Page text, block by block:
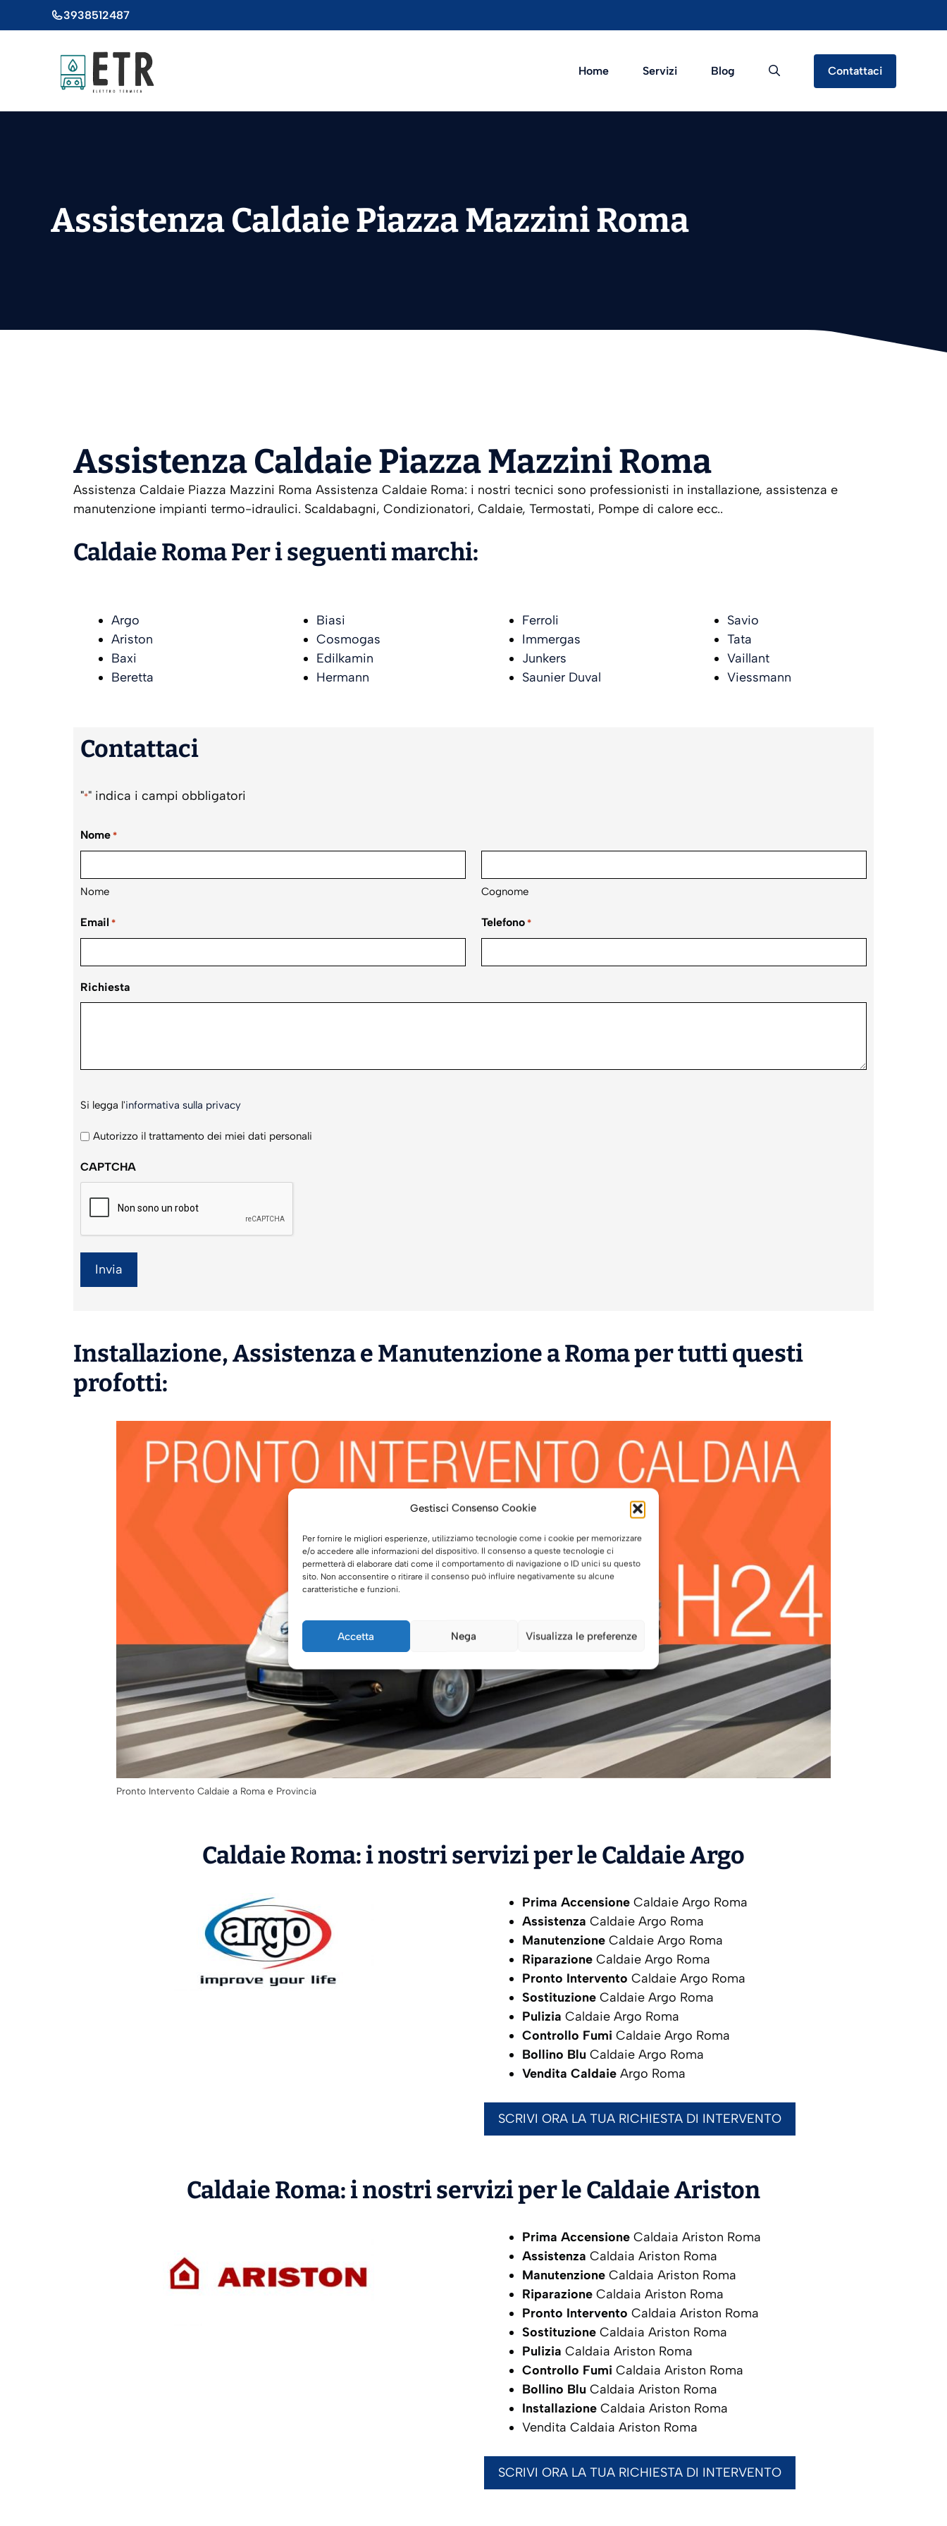
Gestisci Consenso Cookie
Per fornire le migliori esperienze, utilizziamo tecnologie come i cookie per memorizzare
e/o accedere alle informazioni del dispositivo. Il consenso a queste tecnologie ci
permetterà di elaborare dati come il comportamento di navigazione o ID unici su questo
sito. Non acconsentire o ritirare il consenso può influire negativamente su alcune
caratteristiche e funzioni.
Accetta Nega Visualizza le preferenze
al
3938512487
Home Servizi Blog Contattaci
Assistenza Caldaie Piazza Mazzini Roma
Assistenza Caldaie Piazza Mazzini Roma
Assistenza Caldaie Piazza Mazzini Roma Assistenza Caldaie Roma: i nostri tecnici sono professionisti in installazione, assistenza e
manutenzione impianti termo-idraulici. Scaldabagni, Condizionatori, Caldaie, Termostati, Pompe di calore ecc..
Caldaie Roma Per i seguenti marchi:
Argo
Ariston
Baxi
Beretta
Biasi
Cosmogas
Edilkamin
Hermann
Ferroli
Immergas
Junkers
Saunier Duval
Savio
Tata
Vaillant
Viessmann
Contattaci
"*" indica i campi obbligatori
Nome *
Nome Cognome
Email * Telefono *
Richiesta
legga
l'informativa
privacy
Si legga l'informativa sulla privacy
Autorizzo il trattamento dei miei dati personali
CAPTCHA
Installazione,AssistenzaeManutenzionea Roma per tutti questi
profotti:
Pronto Intervento Caldaie a Roma e Provincia
Caldaie Roma: i nostri servizi per le CaldaieArgo
Prima AccensioneCaldaie Argo Roma
Assistenza Caldaie Argo Roma
ManutenzioneCaldaie Argo Roma
RiparazioneCaldaie Argo Roma
Pronto Intervento Caldaie Argo Roma
SostituzioneCaldaie Argo Roma
Pulizia Caldaie Argo Roma
Controllo Fumi Caldaie Argo Roma
Bollino Blu Caldaie Argo Roma
Vendita CaldaieArgo Roma
SCRIVI ORA LA TUA RICHIESTA DI INTERVENTO
Caldaie Roma: i nostri servizi per le CaldaieAriston
Prima AccensioneCaldaia Ariston Roma
Assistenza Caldaia Ariston Roma
ManutenzioneCaldaia Ariston Roma
RiparazioneCaldaia Ariston Roma
Pronto Intervento Caldaia Ariston Roma
SostituzioneCaldaia Ariston Roma
Pulizia Caldaia Ariston Roma
Controllo Fumi Caldaia Ariston Roma
Bollino Blu Caldaia Ariston Roma
InstallazioneCaldaia Ariston Roma
Vendita Caldaia Ariston Roma
SCRIVI ORA LA TUA RICHIESTA DI INTERVENTO